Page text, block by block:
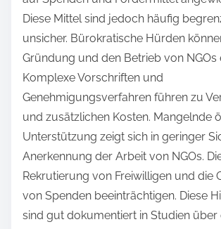
Diese Mittel sind jedoch häufig
unsicher. Bürokratische Hürden
Gründung und den Betrieb von NGOs
Komplexe Vorschriften und
Genehmigungsverfahren führen zu
und zusätzlichen Kosten. Mangelnde
Unterstützung zeigt sich in geringer
Anerkennung der Arbeit von NGOs.
Rekrutierung von Freiwilligen und die
von Spenden beeinträchtigen. Diese
sind gut dokumentiert in Studien über